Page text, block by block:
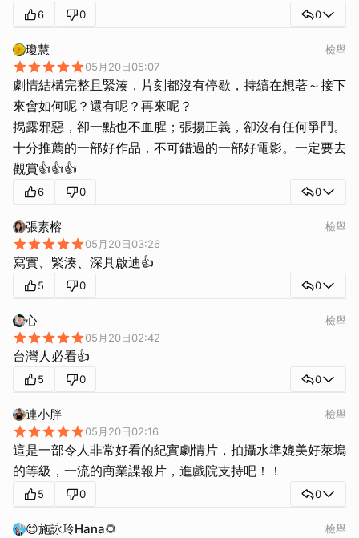
6 0 0
瓊慧
05月20日05:07
檢舉
劇情結構完整且緊湊，片刻都沒有停歇，持續在想著～接下
來會如何呢？還有呢？再來呢？
揭露邪惡，卻一點也不血腥；張揚正義，卻沒有任何爭鬥。
十分推薦的一部好作品，不可錯過的一部好電影。一定要去
觀賞👍👍👍
6 0 0
張素榕
05月20日03:26
檢舉
寫實、緊湊、深具啟迪👍
5 0 0
心
05月20日02:42
檢舉
台灣人必看👍
5 0 0
連小胖
05月20日02:16
檢舉
這是一部令人非常好看的紀實劇情片，拍攝水準媲美好萊塢
的等級，一流的商業諜報片，進戲院支持吧！！
5 0 0
😊施詠玲Hana🌻 檢舉